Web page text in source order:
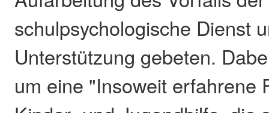
schulpsychologische Dienst
Unterstützung gebeten.
um eine "Insoweit erfahrene